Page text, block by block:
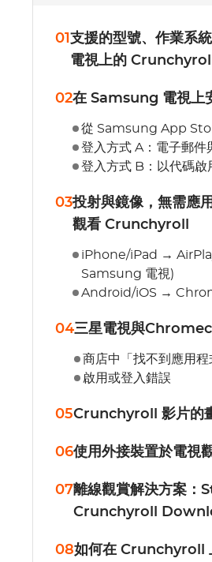
01 支援的型號、作業系
電視上的 Crunchyroll
02在 Samsung 電視上
從 Samsung App
登入方式 A：電子郵件
登入方式 B：以代碼啟
03投射與鏡像，無需應
觀看 Crunchyroll
iPhone/iPad →
Samsung 電視)
Android/iOS →
04三星電視與
商店中「找不到應用程
啟用或登入錯誤
05Crunchyroll 影片的
06使用外接裝置於電視
07離線觀賞解決方案：
Crunchyroll
08如何在 Crunchyroll